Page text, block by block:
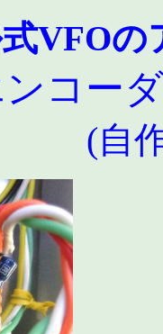
VFO
コー
(自